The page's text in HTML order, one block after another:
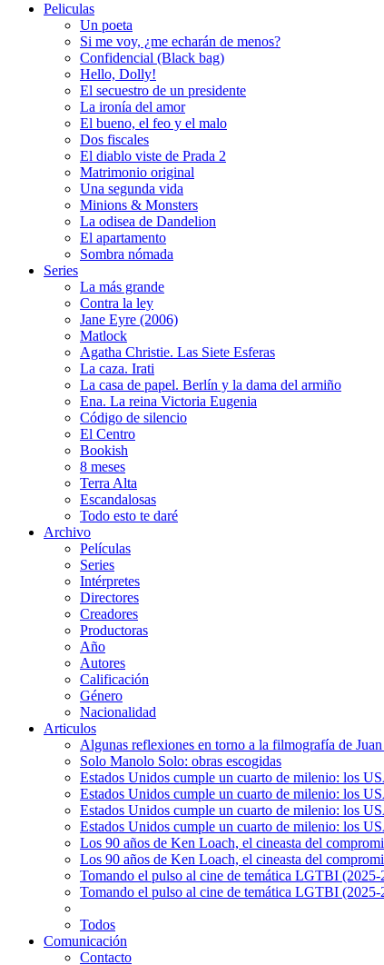
Peliculas
Un poeta
Si me voy, ¿me echarán de menos?
Confidencial (Black bag)
Hello, Dolly!
El secuestro de un presidente
La ironía del amor
El bueno, el feo y el malo
Dos fiscales
El diablo viste de Prada 2
Matrimonio original
Una segunda vida
Minions & Monsters
La odisea de Dandelion
El apartamento
Sombra nómada
Series
La más grande
Contra la ley
Jane Eyre (2006)
Matlock
Agatha Christie. Las Siete Esferas
La caza. Irati
La casa de papel. Berlín y la dama del armiño
Ena. La reina Victoria Eugenia
Código de silencio
El Centro
Bookish
8 meses
Terra Alta
Escandalosas
Todo esto te daré
Archivo
Películas
Series
Intérpretes
Directores
Creadores
Productoras
Año
Autores
Calificación
Género
Nacionalidad
Articulos
Algunas reflexiones en torno a la filmografía de
Solo Manolo Solo: obras escogidas
Estados Unidos cumple un cuarto de milenio: los
Estados Unidos cumple un cuarto de milenio: los
Estados Unidos cumple un cuarto de milenio: los
Estados Unidos cumple un cuarto de milenio: los
Los 90 años de Ken Loach, el cineasta del
Los 90 años de Ken Loach, el cineasta del
Tomando el pulso al cine de temática LGTBI
Tomando el pulso al cine de temática LGTBI
Todos
Comunicación
Contacto